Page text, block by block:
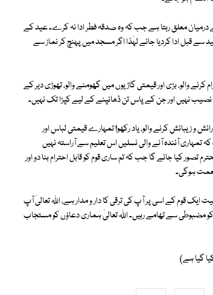
معلق رہتا ہے جب کہ وہ صدقہ فطر ادا نہ کرے۔ عید کے
قبل ادا کردیا جائے لہٰذا اگر مسجد میں پہنچ کر نماز سے
والو، بڑی اور قیمتی گاڑیوں میں گھومنے والو، تھوڑی دیر کے
نصیب نہیں اور جن کے پاس تن ڈھانپنے کے لیے کپڑا تک نہیں۔
و زیبائش کرنے والو، یاد رکھو! تمہارے قیمتی لباس اور
آئندہ آنے والی نسلیں اس تعلیم سے آراستہ نہیں
کیا جائے گا جب کہ تم ساری قوم کو قابل احترام بنا دو اور
ہوگی۔
قوم کے اسی پر آپ کی ترقی کا دار و مدار ہے، اﷲ تعالیٰ آپ
مضبوطی سے تھامے رہیں۔ اﷲ تعالیٰ ہماری دعاؤں کو مستجاب
گیا ہے)